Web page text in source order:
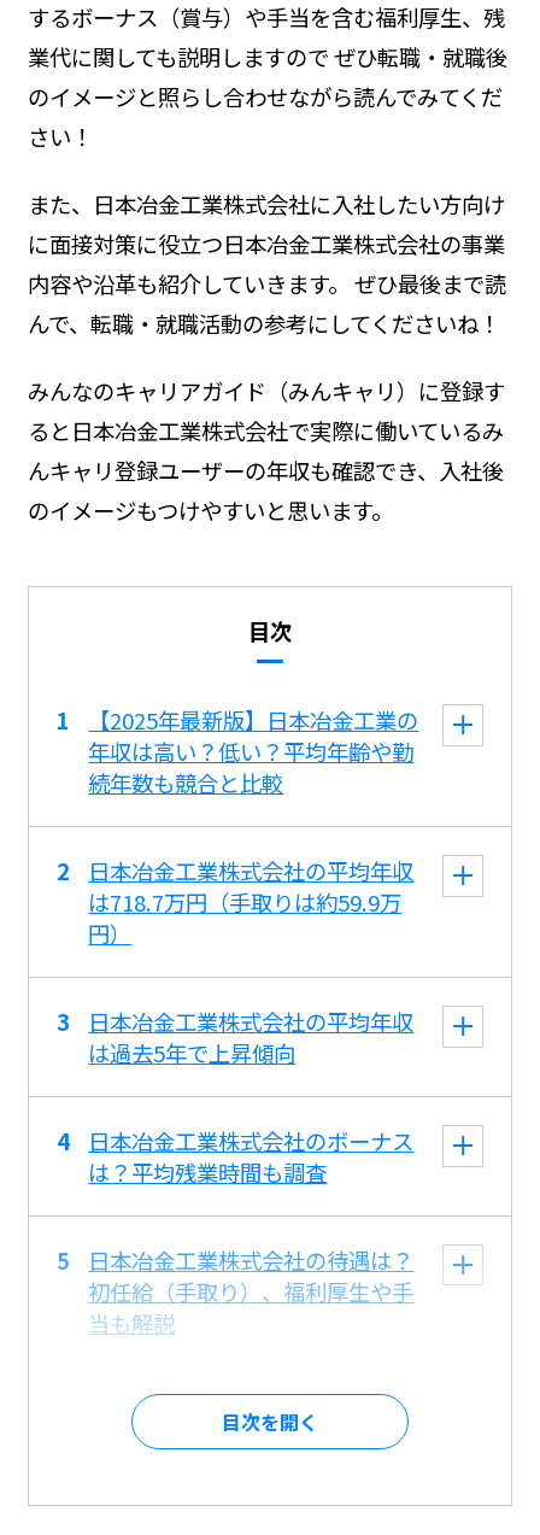
するボーナス（賞与）や手当を含む福利厚生、残
業代に関しても説明しますので ぜひ転職・就職後
のイメージと照らし合わせながら読んでみてくだ
さい！
また、日本冶金工業株式会社に入社したい方向け
に面接対策に役立つ日本冶金工業株式会社の事業
内容や沿革も紹介していきます。 ぜひ最後まで読
んで、転職・就職活動の参考にしてくださいね！
みんなのキャリアガイド（みんキャリ）に登録す
ると日本冶金工業株式会社で実際に働いているみ
んキャリ登録ユーザーの年収も確認でき、入社後
のイメージもつけやすいと思います。
目次
【2025年最新版】日本冶金工業の
年収は高い？低い？平均年齢や勤
続年数も競合と比較
日本冶金工業株式会社の平均年収
は718.7万円（手取りは約59.9万
円）
日本冶金工業株式会社の平均年収
は過去5年で上昇傾向
日本冶金工業株式会社のボーナス
は？平均残業時間も調査
日本冶金工業株式会社の待遇は？
初任給（手取り）、福利厚生や手
当も解説
目次を